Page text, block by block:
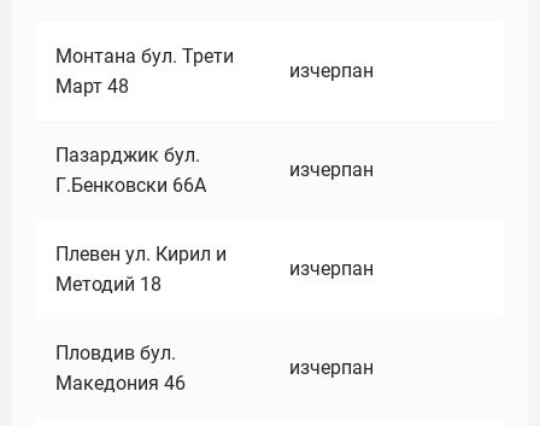
Монтана бул. Трети
Март 48
изчерпан
Пазарджик бул.
Г.Бенковски 66А
изчерпан
Плевен ул. Кирил и
Методий 18
изчерпан
Пловдив бул.
Македония 46
изчерпан